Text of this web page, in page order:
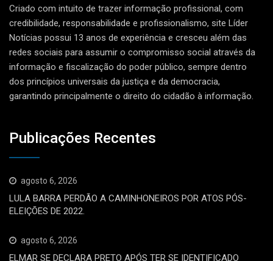
Criado com intuito de trazer informação profissional, com
credibilidade, responsabilidade e profissionalismo, site Líder
Notícias possui 13 anos de experiência e cresceu além das
redes sociais para assumir o compromisso social através da
informação e fiscalização do poder público, sempre dentro
dos princípios universais da justiça e da democracia,
garantindo principalmente o direito do cidadão à informação.
Publicações Recentes
agosto 6, 2026
LULA BARRA PERDÃO A CAMINHONEIROS POR ATOS PÓS-
ELEIÇÕES DE 2022.
agosto 6, 2026
ELMAR SE DECLARA PRETO APÓS TER SE IDENTIFICADO